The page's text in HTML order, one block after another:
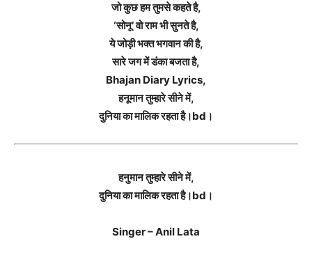
जो कुछ हम तुमसे कहते है,
‘सोनू’ वो राम भी सुनते है,
ये जोड़ी भक्त भगवान की है,
सारे जग में डंका बजता है,
Bhajan Diary Lyrics,
हनूमान तुम्हारे सीने में,
दुनिया का मालिक रहता है।bd।
हनुमान तुम्हारे सीने में,
दुनिया का मालिक रहता है।bd।
Singer – Anil Lata